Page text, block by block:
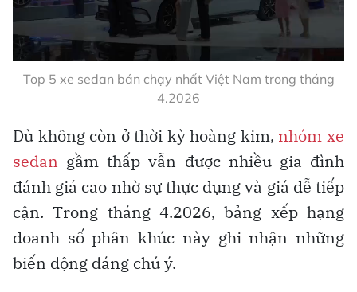
Video
Top 5 xe sedan bán chạy nhất Việt Nam trong tháng
4.2026
Dù không còn ở thời kỳ hoàng kim, nhóm xe
sedan gầm thấp vẫn được nhiều gia đình
đánh giá cao nhờ sự thực dụng và giá dễ tiếp
cận. Trong tháng 4.2026, bảng xếp hạng
doanh số phân khúc này ghi nhận những
biến động đáng chú ý.